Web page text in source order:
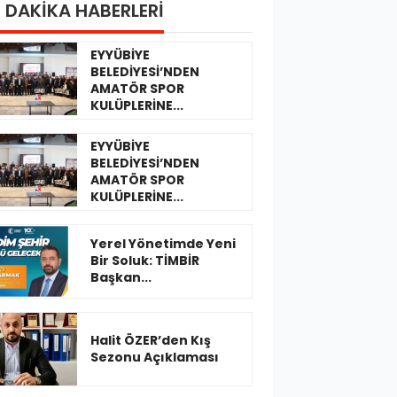
HABERLERİ
EYYÜBİYE
BELEDİYESİ’NDEN
AMATÖR SPOR
KULÜPLERİNE...
EYYÜBİYE
BELEDİYESİ’NDEN
AMATÖR SPOR
KULÜPLERİNE...
Yerel Yönetimde Yeni
Bir Soluk: TİMBİR
Başkan...
Halit ÖZER’den Kış
Sezonu Açıklaması